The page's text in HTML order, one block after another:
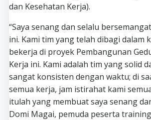
dan Kesehatan Kerja).
“Saya senang dan selalu
ini. Kami tim yang telah dibagi dalam
bekerja di proyek Pembangunan
Kerja ini. Kami adalah tim yang solid
sangat konsisten dengan waktu; di
semua kerja, jam istirahat kami
itulah yang membuat saya senang
Domi Magai, pemuda peserta